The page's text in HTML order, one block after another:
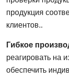
продукция
клиентов..
Гибкое
реагировать на
обеспечить